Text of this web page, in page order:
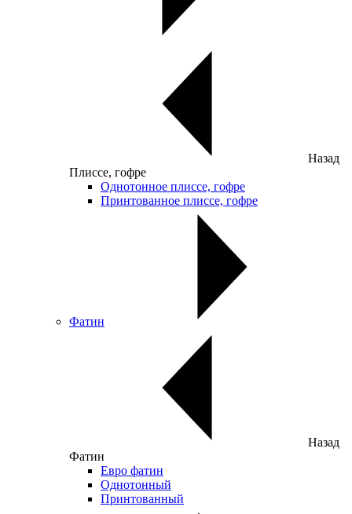
Назад
Плиссе, гофре
Однотонное плиссе, гофре
Принтованное плиссе, гофре
Фатин
Назад
Фатин
Евро фатин
Однотонный
Принтованный